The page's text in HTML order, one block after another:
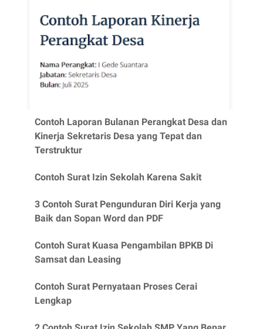
Contoh Laporan Bulanan Perangkat Desa dan
Kinerja Sekretaris Desa yang Tepat dan
Terstruktur
Contoh Surat Izin Sekolah Karena Sakit
3 Contoh Surat Pengunduran Diri Kerja yang
Baik dan Sopan Word dan PDF
Contoh Surat Kuasa Pengambilan BPKB Di
Samsat dan Leasing
Contoh Surat Pernyataan Proses Cerai
Lengkap